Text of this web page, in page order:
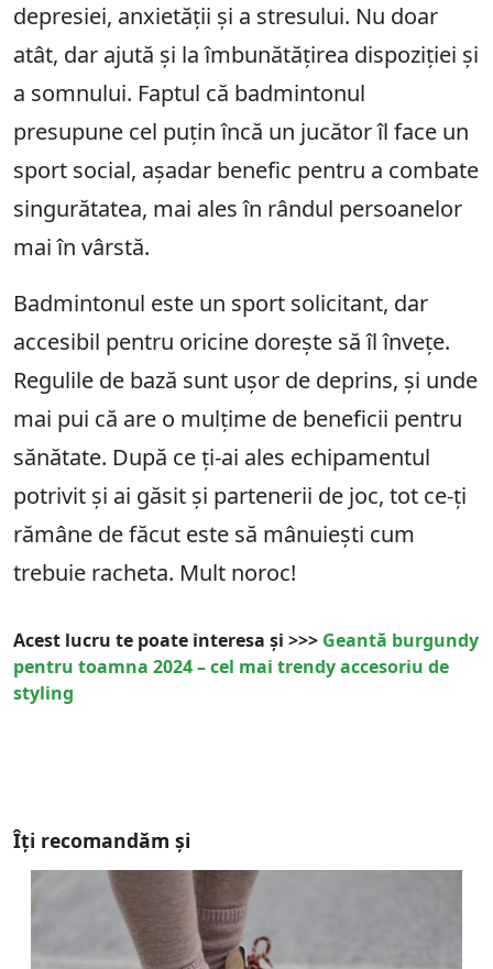
depresiei, anxietății și a stresului. Nu doar
atât, dar ajută și la îmbunătățirea dispoziției și
a somnului. Faptul că badmintonul
presupune cel puțin încă un jucător îl face un
sport social, așadar benefic pentru a combate
singurătatea, mai ales în rândul persoanelor
mai în vârstă.
Badmintonul este un sport solicitant, dar
accesibil pentru oricine dorește să îl învețe.
Regulile de bază sunt ușor de deprins, și unde
mai pui că are o mulțime de beneficii pentru
sănătate. După ce ți-ai ales echipamentul
potrivit și ai găsit și partenerii de joc, tot ce-ți
rămâne de făcut este să mânuiești cum
trebuie racheta. Mult noroc!
Acest lucru te poate interesa și >>> Geantă burgundy
pentru toamna 2024 – cel mai trendy accesoriu de
styling
Îți recomandăm și